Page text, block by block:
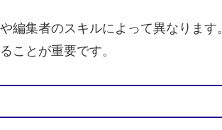
編集者のスキルによって異なりま
ことが重要です。